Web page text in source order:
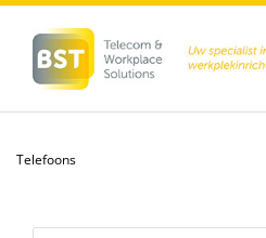
inhoud
Telefoons